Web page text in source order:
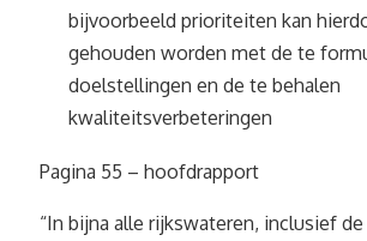
bijvoorbeeld prioriteiten kan
gehouden worden met de te
doelstellingen en de te behalen
kwaliteitsverbeteringen
Pagina 55 – hoofdrapport
“In bijna alle rijkswateren, inclusief